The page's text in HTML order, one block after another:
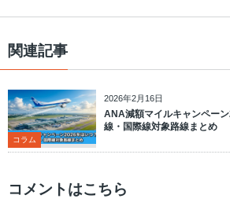
関連記事
2026年2月16日
コラム
ANA減額マイルキャンペー
線・国際線対象路線まとめ
コメントはこちら